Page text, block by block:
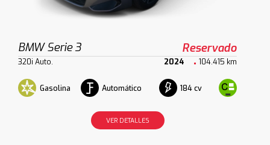
BMW Serie 3 Reservado
320i Auto. 2024 104.415 km
Gasolina Automático 184 cv
VER DETALLES